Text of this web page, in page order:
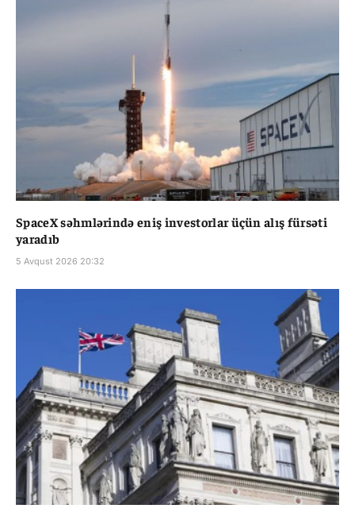
SpaceX səhmlərində eniş investorlar üçün alış fürsəti
yaradıb
5 Avqust 2026 20:32